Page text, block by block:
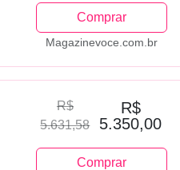
Comprar
Magazinevoce.com.br
R$
5.631,58
R$
5.350,00
Comprar